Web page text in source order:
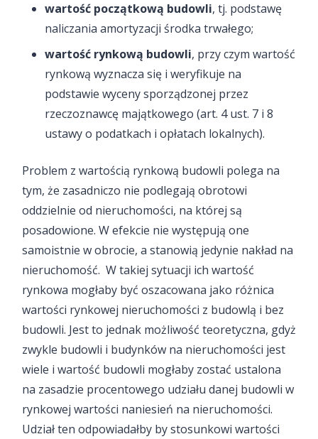
wartość początkową budowli, tj. podstawę
naliczania amortyzacji środka trwałego;
wartość rynkową budowli, przy czym wartość
rynkową wyznacza się i weryfikuje na
podstawie wyceny sporządzonej przez
rzeczoznawcę majątkowego (art. 4 ust. 7 i 8
ustawy o podatkach i opłatach lokalnych).
Problem z wartością rynkową budowli polega na
tym, że zasadniczo nie podlegają obrotowi
oddzielnie od nieruchomości, na której są
posadowione. W efekcie nie występują one
samoistnie w obrocie, a stanowią jedynie nakład na
nieruchomość. W takiej sytuacji ich wartość
rynkowa mogłaby być oszacowana jako różnica
wartości rynkowej nieruchomości z budowlą i bez
budowli. Jest to jednak możliwość teoretyczna, gdyż
zwykle budowli i budynków na nieruchomości jest
wiele i wartość budowli mogłaby zostać ustalona
na zasadzie procentowego udziału danej budowli w
rynkowej wartości naniesień na nieruchomości.
Udział ten odpowiadałby by stosunkowi wartości